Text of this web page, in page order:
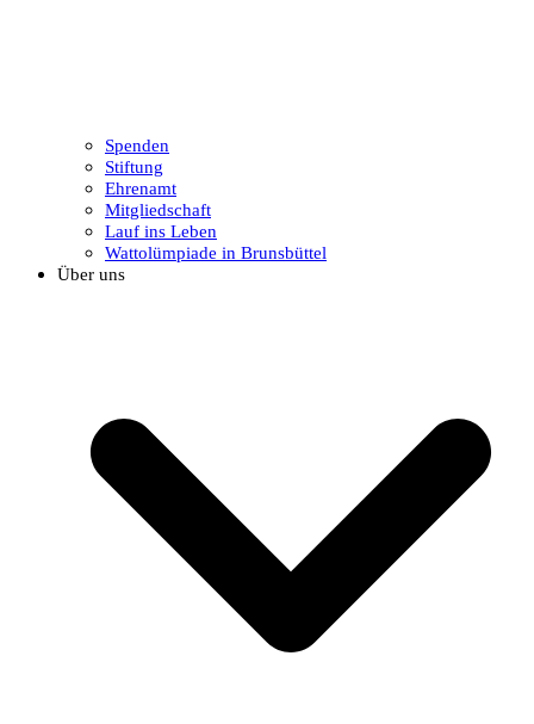
Spenden
Stiftung
Ehrenamt
Mitgliedschaft
Lauf ins Leben
Wattolümpiade in Brunsbüttel
Über uns